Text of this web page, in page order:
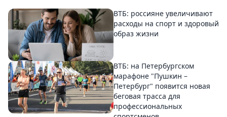
ВТБ: россияне увеличивают
расходы на спорт и здоровый
образ жизни
ВТБ: на Петербургском
марафоне "Пушкин –
Петербург" появится новая
беговая трасса для
профессиональных